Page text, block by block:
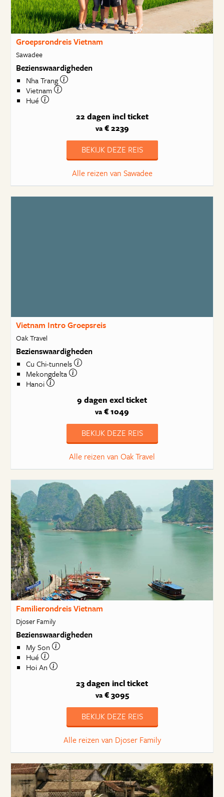
Groepsrondreis Vietnam
Sawadee
Bezienswaardigheden
Nha Trang
Vietnam
Hué
22 dagen incl ticket
va€ 2239
BEKIJK DEZE REIS
Alle reizen van Sawadee
Vietnam Intro Groepsreis
Oak Travel
Bezienswaardigheden
Cu Chi-tunnels
Mekongdelta
Hanoi
9 dagen excl ticket
va € 1049
BEKIJK DEZE REIS
Alle reizen van Oak Travel
Familierondreis Vietnam
Djoser Family
Bezienswaardigheden
My Son
Hué
Hoi An
23 dagen incl ticket
va€ 3095
BEKIJK DEZE REIS
Alle reizen van Djoser Family